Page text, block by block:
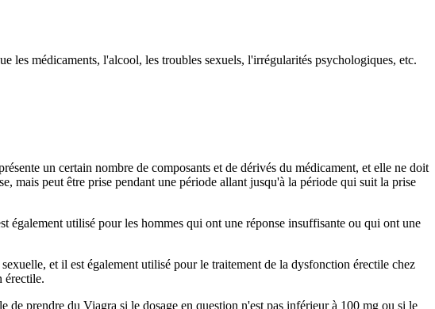
les médicaments, l'alcool, les troubles sexuels, l'irrégularités psychologiques, etc.
un certain nombre de composants et de dérivés du médicament, et elle ne doit
mais peut être prise pendant une période allant jusqu'à la période qui suit la prise
également utilisé pour les hommes qui ont une réponse insuffisante ou qui ont une
et il est également utilisé pour le traitement de la dysfonction érectile chez
érectile.
prendre du Viagra si le dosage en question n'est pas inférieur à 100 mg ou si le